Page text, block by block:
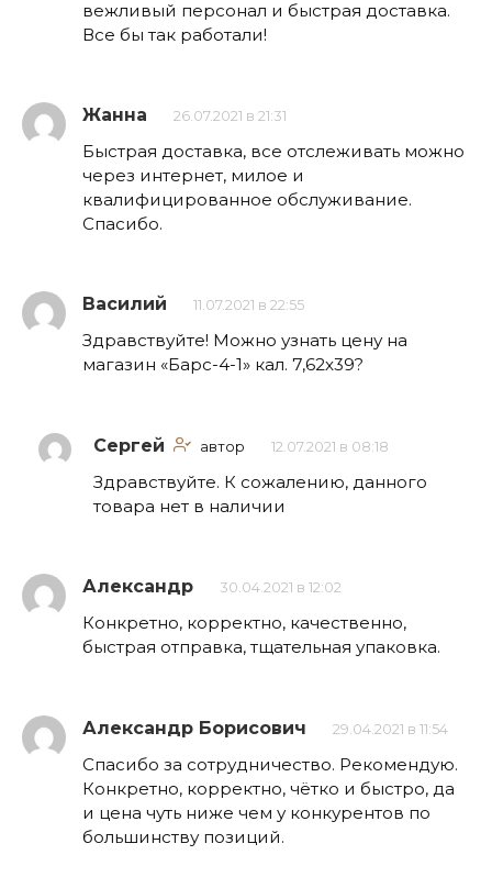
вежливый персонал и быстрая доставка.
Все бы так работали!
Жанна 26.07.2021 в 21:31
Быстрая доставка, все отслеживать можно
через интернет, милое и
квалифицированное обслуживание.
Спасибо.
Василий 11.07.2021 в 22:55
Здравствуйте! Можно узнать цену на
магазин «Барс-4-1» кал. 7,62х39?
Сергей автор 12.07.2021 в 08:18
Здравствуйте. К сожалению, данного
товара нет в наличии
Александр 30.04.2021 в 12:02
Конкретно, корректно, качественно,
быстрая отправка, тщательная упаковка.
Александр Борисович 29.04.2021 в 11:54
Спасибо за сотрудничество. Рекомендую.
Конкретно, корректно, чётко и быстро, да
и цена чуть ниже чем у конкурентов по
большинству позиций.